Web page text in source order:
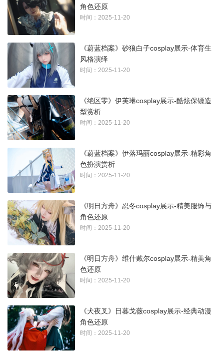
角色还原
时间：2025-11-20
《蔚蓝档案》砂狼白子cosplay展示-体育生
风格演绎
时间：2025-11-20
《绝区零》伊芙琳cosplay展示-酷炫保镖造
型赏析
时间：2025-11-20
《蔚蓝档案》伊落玛丽cosplay展示-精彩角
色扮演赏析
时间：2025-11-20
《明日方舟》忍冬cosplay展示-精美服饰与
角色还原
时间：2025-11-20
《明日方舟》维什戴尔cosplay展示-精美角
色还原
时间：2025-11-20
《犬夜叉》日暮戈薇cosplay展示-经典动漫
角色还原
时间：2025-11-20